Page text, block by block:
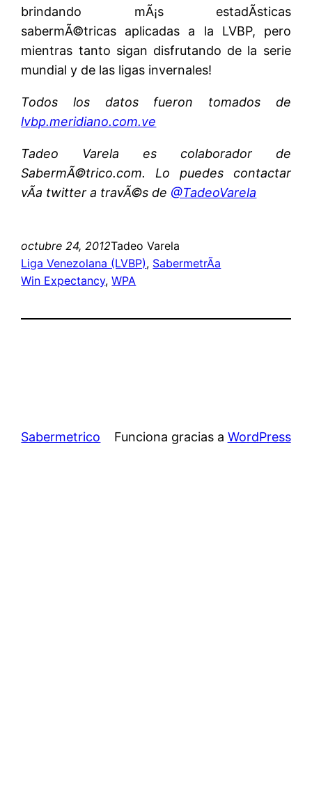
brindando mÃ¡s estadÃ­sticas
sabermÃ©tricas aplicadas a la LVBP, pero
mientras tanto sigan disfrutando de la serie
mundial y de las ligas invernales!
Todos los datos fueron tomados de
lvbp.meridiano.com.ve
Tadeo Varela es colaborador de
SabermÃ©trico.com. Lo puedes contactar
vÃ­a twitter a travÃ©s de @TadeoVarela
octubre 24, 2012Tadeo Varela
Liga Venezolana (LVBP), SabermetrÃ­a
Win Expectancy, WPA
Sabermetrico Funciona gracias a WordPress